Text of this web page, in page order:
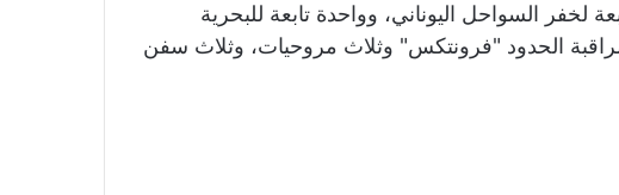
لخفر السواحل اليوناني، وواحدة تابعة للبحرية
لمراقبة الحدود "فرونتكس" وثلاث مروحيات، وثلاث سفن